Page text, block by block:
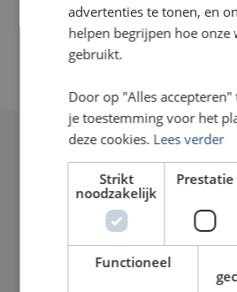
advertenties te tonen, en
helpen begrijpen hoe onze
gebruikt.
Door op "Alles accepteren"
je toestemming voor het
deze cookies. Lees verder
Strikt
noodzakelijk
Prestatie
Functioneel